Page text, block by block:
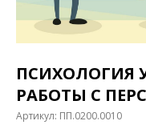
ПСИХОЛОГИЯ
РАБОТЫ С
Артикул: ПП.0200.0010